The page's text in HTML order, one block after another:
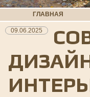
ГЛАВНАЯ
09.06.2025